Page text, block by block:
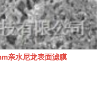
亲水尼龙表面滤膜